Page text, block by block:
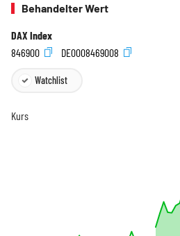
Behandelter Wert
DAX Index
846900
DE0008469008
Watchlist
Kurs